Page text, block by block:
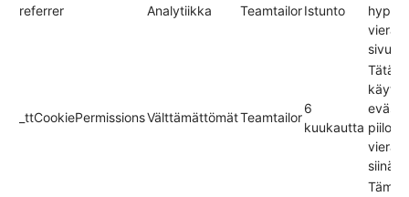
referrer Analytiikka TeamtailorIstunto
_ttCookiePermissionsVälttämättömätTeamtailor
6
kuukautta
Tätä
siinä